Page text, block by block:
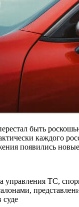
быть
каждого
появились
управления ТС,
суде